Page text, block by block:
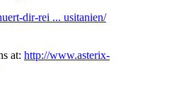
dir-rei ... usitanien/
at: http://www.asterix-